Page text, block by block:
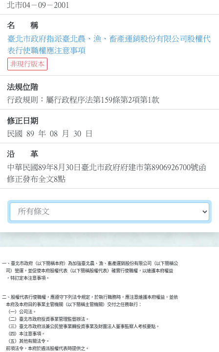
北市04－09－2001
名 稱
臺北市政府指派臺北農、漁、畜產運銷股份有限公司股權代
表行使職權應注意事項
非現行版本
法規位階
行政規則：屬行政程序法第159條第2項第1款
修正日期
民國 89 年 08 月 30 日
沿 革
中華民國89年8月30日臺北市政府府建市第8906926700號函
修正發布全文8點
切換選擇法規資訊內容
一、臺北市政府（以下簡稱本府）為加強臺北農、漁、畜產運銷股份有限公司（以下簡稱公
    司）營運，並促使本府股權代表（以下簡稱股權代表）確實行使職權，以維護本府權益
二、股權代表行使職權，應遵守下列法令規定，於執行職務時，應注意維護本府權益，並依
    本府及本府目的事業主管機關（以下簡稱主管機關）交付之任務執行：
    （一）公司法。
    （二）臺北市政府投資事業管理監督辦法。
    （三）臺北市政府派兼公民營事業轉投資事業及財團法人董事監察人考核要點。
    （四）本注意事項。
    （五）其他有關法令。
    前項法令，本府於遴派股權代表時提供之。